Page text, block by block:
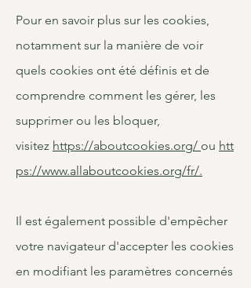
Pour en savoir plus sur les cookies,
notamment sur la manière de voir
quels cookies ont été définis et de
comprendre comment les gérer, les
supprimer ou les bloquer,
visitez https://aboutcookies.org/ ou htt
ps://www.allaboutcookies.org/fr/.
Il est également possible d'empêcher
votre navigateur d'accepter les cookies
en modifiant les paramètres concernés